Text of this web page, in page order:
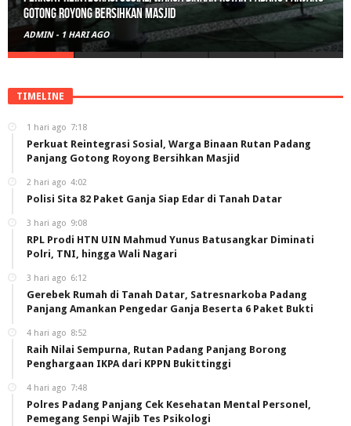
Polisi Sita 82 Paket Ganja Siap Edar di Tanah Datar
ADMIN - 2 HARI AGO
TIMELINE
1 hari ago 7:18
Perkuat Reintegrasi Sosial, Warga Binaan Rutan Padang
Panjang Gotong Royong Bersihkan Masjid
2 hari ago 4:02
Polisi Sita 82 Paket Ganja Siap Edar di Tanah Datar
3 hari ago 9:08
RPL Prodi HTN UIN Mahmud Yunus Batusangkar Diminati
Polri, TNI, hingga Wali Nagari
3 hari ago 6:12
Gerebek Rumah di Tanah Datar, Satresnarkoba Padang
Panjang Amankan Pengedar Ganja Beserta 6 Paket Bukti
4 hari ago 8:52
Raih Nilai Sempurna, Rutan Padang Panjang Borong
Penghargaan IKPA dari KPPN Bukittinggi
4 hari ago 7:48
Polres Padang Panjang Cek Kesehatan Mental Personel,
Pemegang Senpi Wajib Tes Psikologi